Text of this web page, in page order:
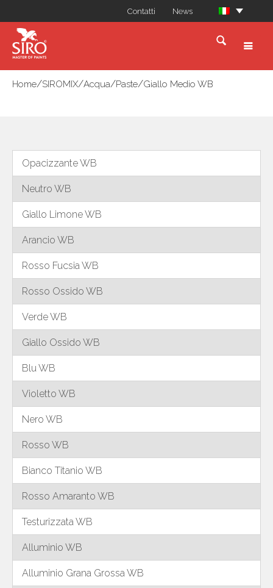
Contatti News
Home/SIROMIX/Acqua/Paste/Giallo Medio WB
Opacizzante WB
Neutro WB
Giallo Limone WB
Arancio WB
Rosso Fucsia WB
Rosso Ossido WB
Verde WB
Giallo Ossido WB
Blu WB
Violetto WB
Nero WB
Rosso WB
Bianco Titanio WB
Rosso Amaranto WB
Testurizzata WB
Alluminio WB
Alluminio Grana Grossa WB